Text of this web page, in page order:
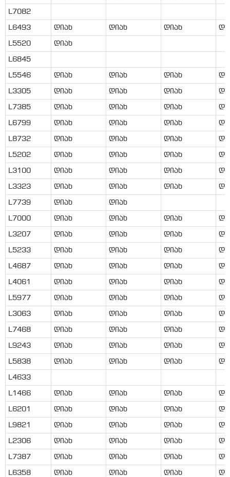
L7082
L6493 დიახ დიახ დიახ
L5520 დიახ
L6845
L5546 დიახ დიახ დიახ
L3305 დიახ დიახ დიახ
L7385 დიახ დიახ დიახ
L6799 დიახ დიახ დიახ
L8732 დიახ დიახ დიახ
L5202 დიახ დიახ დიახ
L3100 დიახ დიახ დიახ
L3323 დიახ დიახ დიახ
L7739 დიახ დიახ
L7000 დიახ დიახ დიახ
L3207 დიახ დიახ დიახ
L5233 დიახ დიახ დიახ
L4687 დიახ დიახ დიახ
L4061 დიახ დიახ დიახ
L5977 დიახ დიახ დიახ
L3063 დიახ დიახ დიახ
L7468 დიახ დიახ დიახ
L9243 დიახ დიახ დიახ
L5838 დიახ დიახ დიახ
L4633
L1466 დიახ დიახ დიახ
L6201 დიახ დიახ დიახ
L9821 დიახ დიახ დიახ
L2306 დიახ დიახ დიახ
L7387 დიახ დიახ დიახ
L6358 დიახ დიახ დიახ